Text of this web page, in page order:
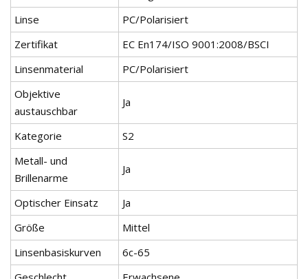
Linse
PC/Polarisiert
Zertifikat
EC En174/ISO 9001:2008/BSCI
Linsenmaterial
PC/Polarisiert
Objektive
austauschbar
Ja
Kategorie
S2
Metall- und
Brillenarme
Ja
Optischer Einsatz
Ja
Größe
Mittel
Linsenbasiskurven
6c-65